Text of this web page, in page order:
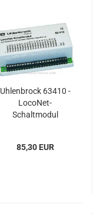
Uhlenbrock 63410 -
LocoNet-
Schaltmodul
85,30 EUR